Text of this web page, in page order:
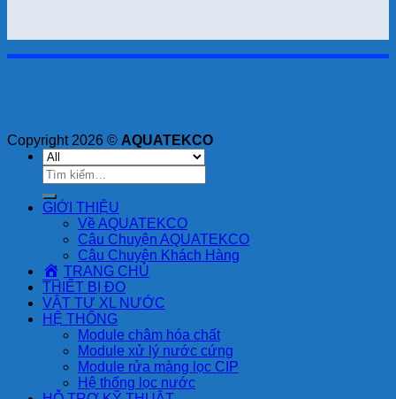
Copyright 2026 © AQUATEKCO
Tìm
kiếm:
GIỚI THIỆU
Về AQUATEKCO
Câu Chuyện AQUATEKCO
Câu Chuyện Khách Hàng
TRANG CHỦ
THIẾT BỊ ĐO
VẬT TƯ XL NƯỚC
HỆ THỐNG
Module châm hóa chất
Module xử lý nước cứng
Module rửa màng lọc CIP
Hệ thống lọc nước